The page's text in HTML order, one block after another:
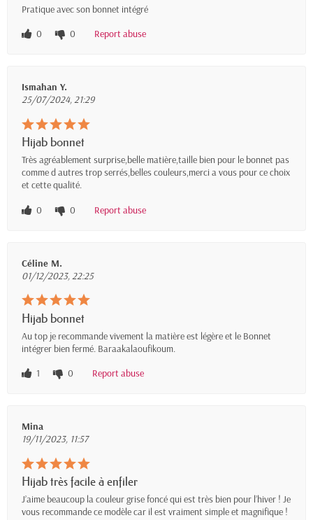
Pratique avec son bonnet intégré
0
0 Report abuse
Ismahan Y.
25/07/2024, 21:29
Hijab bonnet
Très agréablement surprise,belle matière,taille bien pour le bonnet pas
comme d autres trop serrés,belles couleurs,merci a vous pour ce choix
et cette qualité.
0
0 Report abuse
Céline M.
01/12/2023, 22:25
Hijab bonnet
Au top je recommande vivement la matière est légère et le Bonnet
intégrer bien fermé. Baraakalaoufikoum.
1
0 Report abuse
Mina
19/11/2023, 11:57
Hijab très facile à enfiler
J’aime beaucoup la couleur grise foncé qui est très bien pour l’hiver ! Je
vous recommande ce modèle car il est vraiment simple et magnifique !